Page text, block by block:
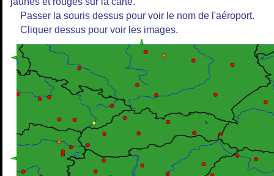
Passer la souris dessus pour voir le nom de l'aéroport.
Cliquer dessus pour voir les images.